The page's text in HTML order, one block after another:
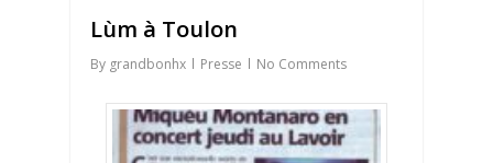
Lùm à Toulon
By grandbonhx Presse No Comments